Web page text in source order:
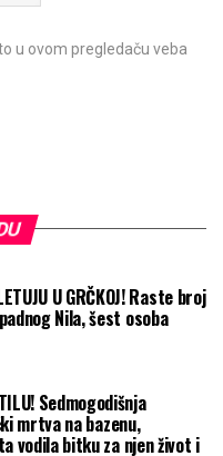
u ovom pregledaču veba
U GRČKOJ! Raste broj
Nila, šest osoba
Sedmogodišnja
mrtva na bazenu,
vodila bitku za njen život i